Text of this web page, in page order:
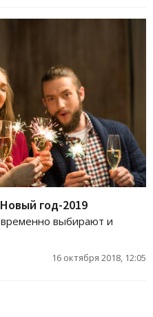
год-2019
выбирают и
16 октября 2018, 12:05